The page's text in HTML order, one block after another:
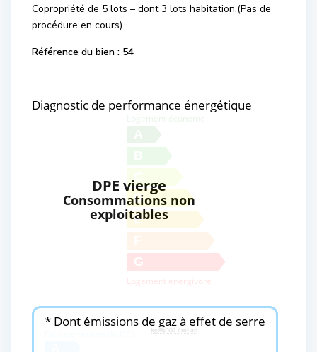
Copropriété de 5 lots – dont 3 lots habitation.(Pas de
procédure en cours).
Référence du bien : 54
Diagnostic de performance énergétique
C
D
E
G
Logement énergivore
DPE vierge
Consommations non
exploitables
* Dont émissions de gaz à effet de serre
KgéqCO2 / m².an